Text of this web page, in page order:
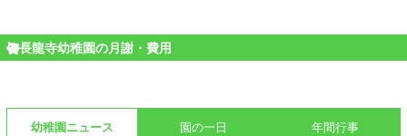
長龍寺幼稚園の月謝・費用
幼稚園ニュース 園の一日 年間行事